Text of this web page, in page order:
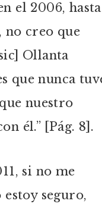
el 2006, hasta
no creo que
Ollanta
que nunca
nuestro
él.” [Pág. 8].
si no me
estoy seguro,